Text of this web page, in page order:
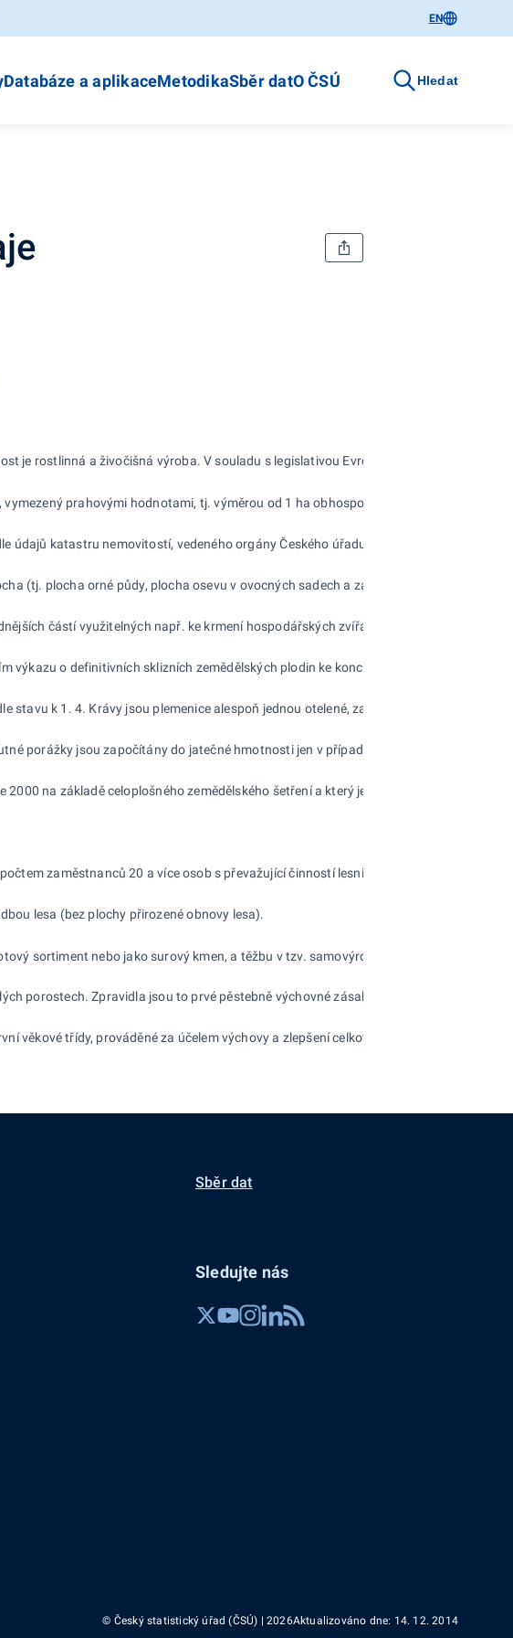
EN
Databáze a aplikaceMetodikaSběr datO ČSÚ Hledat
je rostlinná a živočišná výroba. V souladu s legislativou Evropské unie
prahovými hodnotami, tj. výměrou od 1 ha obhospodařované zemědělské
údajů katastru nemovitostí, vedeného orgány Českého úřadu zeměměřického a
(tj. plocha orné půdy, plocha osevu v ovocných sadech a zahradách a plocha luk
částí využitelných např. ke krmení hospodářských zvířat (zadiny, drobných
výkazu o definitivních sklizních zemědělských plodin ke konci roku. Celkový objem
stavu k 1. 4. Krávy jsou plemenice alespoň jednou otelené, zapuštěné i nezapuštěné.
porážky jsou započítány do jatečné hmotnosti jen v případě, že maso je použito
2000 na základě celoplošného zemědělského šetření a který je průběžně
zaměstnanců 20 a více osob s převažující činností lesnictví (OKEČ 02) a dále
lesa (bez plochy přirozené obnovy lesa).
sortiment nebo jako surový kmen, a těžbu v tzv. samovýrobě. Hmota se
porostech. Zpravidla jsou to prvé pěstebně výchovné zásahy v porostech. Patří
věkové třídy, prováděné za účelem výchovy a zlepšení celkového stavu porostů.
Sběr dat
Sledujte nás
© Český statistický úřad (ČSÚ) | 2026Aktualizováno dne: 14. 12. 2014